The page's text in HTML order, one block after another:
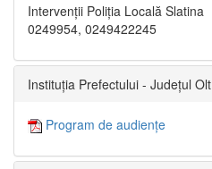
Intervenții Poliția Locală Slatina
0249954, 0249422245
Instituția Prefectului - Județul Olt
Program de audiențe